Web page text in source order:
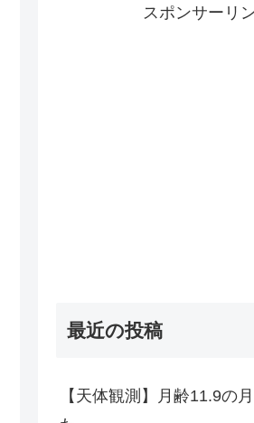
スポンサーリ
最近の投稿
【天体観測】月齢11.9の